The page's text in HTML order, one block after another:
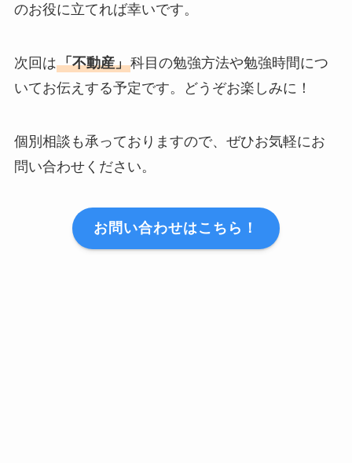
のお役に立てれば幸いです。
次回は「不動産」科目の勉強方法や勉強時間につ
いてお伝えする予定です。どうぞお楽しみに！
個別相談も承っておりますので、ぜひお気軽にお
問い合わせください。
お問い合わせはこちら！